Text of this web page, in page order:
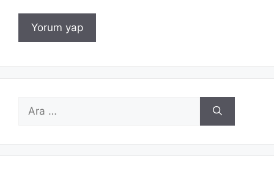
ara